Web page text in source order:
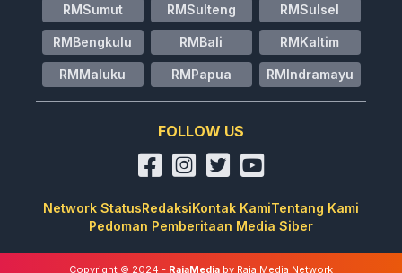
RMSumut RMSulteng RMSulsel
RMBengkulu RMBali RMKaltim
RMMaluku RMPapua RMIndramayu
FOLLOW US
Network StatusRedaksiKontak KamiTentang Kami
Pedoman Pemberitaan Media Siber
Copyright © 2024 - RajaMedia by Raja Media Network